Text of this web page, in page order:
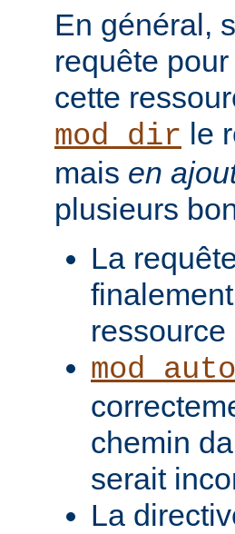
En général,
requête
cette
mod_dir le
mais en
plusieurs
La
ressource
chemin
serait
La